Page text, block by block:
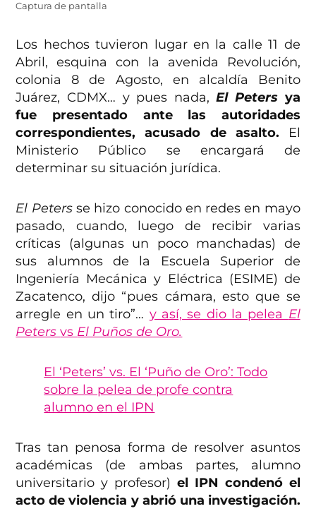
Captura de pantalla
Los hechos tuvieron lugar en la calle 11 de
Abril, esquina con la avenida Revolución,
colonia 8 de Agosto, en alcaldía Benito
Juárez, CDMX… y pues nada,El Peters ya
fue presentado ante las autoridades
correspondientes, acusado de asalto. El
Ministerio Público se encargará de
determinar su situación jurídica.
El Peters se hizo conocido en redes en mayo
pasado, cuando, luego de recibir varias
críticas (algunas un poco manchadas) de
sus alumnos de la Escuela Superior de
Ingeniería Mecánica y Eléctrica (ESIME) de
Zacatenco, dijo “pues cámara, esto que se
arregle en un tiro”… y así, se dio la pelea El
Petersvs El Puños de Oro.
El ‘Peters’ vs. El ‘Puño de Oro’: Todo
sobre la pelea de profe contra
alumno en el IPN
Tras tan penosa forma de resolver asuntos
académicas (de ambas partes, alumno
universitario y profesor) el IPN condenó el
acto de violencia y abrió una investigación.